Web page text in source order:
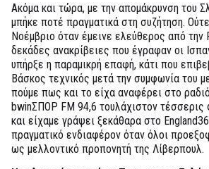
Ακόμα και τώρα, με την απομάκρυνση του
μπήκε ποτέ πραγματικά στη συζήτηση.
Νοέμβριο όταν έμεινε ελεύθερος από την
δεκάδες ανακρίβειες που έγραφαν οι
υπήρξε η παραμικρή επαφή, κάτι που
Βάσκος τεχνικός μετά την συμφωνία του
πούμε πως και το είχα αναφέρει στο
bwinΣΠΟΡ FM 94,6 τουλάχιστον
και είχαμε γράψει ξεκάθαρα στο
πραγματικό ενδιαφέρον όταν όλοι
ως μελλοντικό προπονητή της Λίβερπουλ.